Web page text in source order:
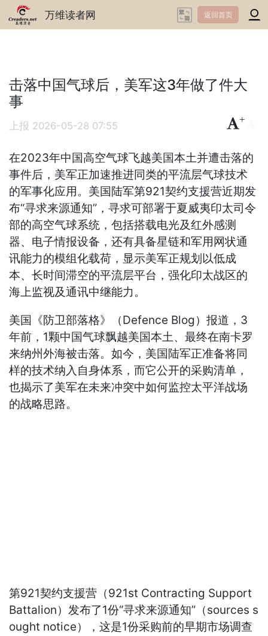
万维读者网 返回首页
击落中国气球后，美军这3年做了件大
事
上报 2026-05-28 07:55
+
在2023年中国高空气球飞越美国本土并遭击落的
事件后，美军正加速推进同类的平流层气球技术
的军事化应用。美国陆军第921契约支援营近期发
布“寻求来源通知”，寻求可部署于夏威夷印太司令
部的高空气球系统，包括搭载电光及红外感测
器、电子情报设备，还有具备星链和军用网状通
讯能力的模组化载荷，显示美军正规划以低成
本、长时间滞空的平流层平台，强化印太战区的
海上监视及通讯中继能力。
美国《防卫部落格》（Defence Blog）报道，3
年前，1颗中国气球飘越美国本土、最终在南卡罗
来纳州外海被击落。如今，美国陆军正准备将同
样的技术纳入自身体系，而它公开的采购清单，
也揭示了美军在未来冲突中如何监控太平洋战场
的战略思路。
第921契约支援营（921st Contracting Support
Battalion）发布了1份“寻求来源通知”（sources s
ought notice），这是1份采购前的早期市场调查